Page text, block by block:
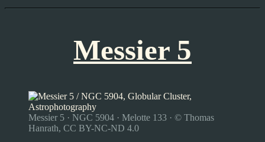
Messier 5
Messier 5 · NGC 5904 · Melotte 133 · © Thomas
Hanrath, CC BY-NC-ND 4.0